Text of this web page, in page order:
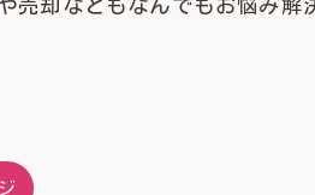
売却などもなんでもお悩み解